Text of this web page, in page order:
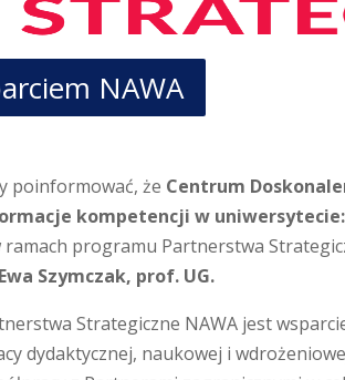
NAWA
poinformować, że Centrum
kompetencji w
ramach programu Partnerstwa
Szymczak, prof. UG.
Strategiczne NAWA jest
dydaktycznej, naukowej i